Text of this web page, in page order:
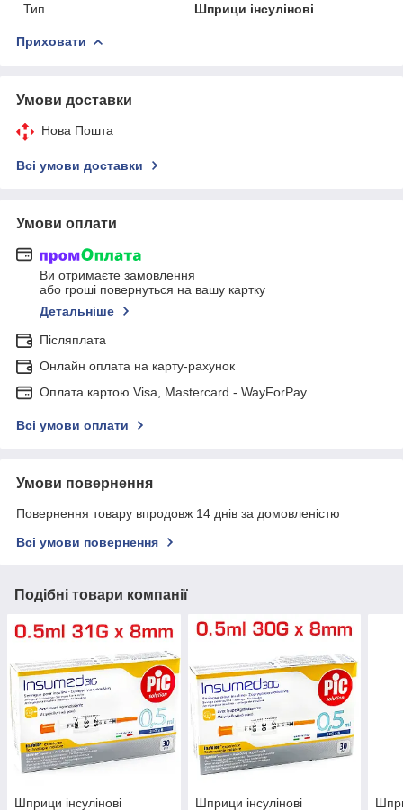
Тип
Шприци інсулінові
Приховати
Умови доставки
Нова Пошта
Всі умови доставки
Умови оплати
Ви отримаєте замовлення
або гроші повернуться на вашу картку
Детальніше
Післяплата
Онлайн оплата на карту-рахунок
Оплата картою Visa, Mastercard - WayForPay
Всі умови оплати
Умови повернення
Повернення товару впродовж 14 днів за домовленістю
Всі умови повернення
Подібні товари компанії
Шприци інсулінові
Шприци інсулінові